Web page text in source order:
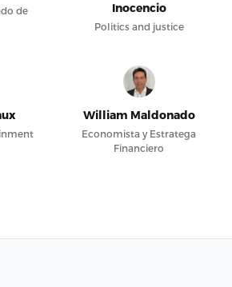
de
Inocencio
Politics and justice
William Maldonado
Economista y Estratega
Financiero